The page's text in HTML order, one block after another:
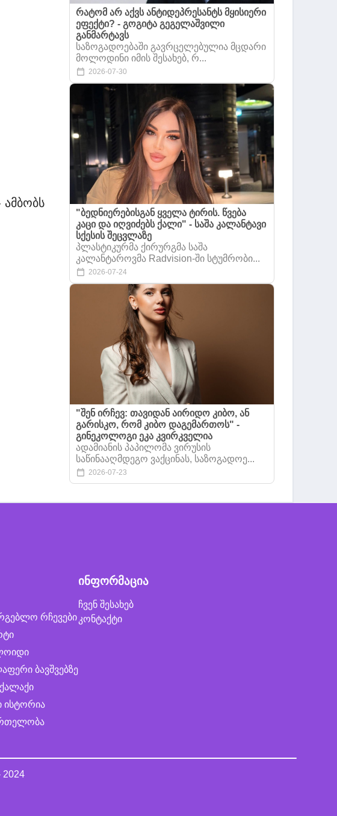
რატომ არ აქვს ანტიდეპრესანტს მყისიერი
ეფექტი? - გოგიტა გეგელაშვილი
განმარტავს
საზოგადოებაში გავრცელებულია მცდარი
მოლოდინი იმის შესახებ, რ...
2026-07-30
"ბედნიერებისგან ყველა ტირის. წვება
კაცი და იღვიძებს ქალი" - საშა კალანტავი
სქესის შეცვლაზე
პლასტიკურმა ქირურგმა საშა
კალანტაროვმა Radvision-ში სტუმრობი...
2026-07-24
"შენ ირჩევ: თავიდან აირიდო კიბო, ან
გარისკო, რომ კიბო დაგემართოს" -
გინეკოლოგი ეკა კვირკველია
ადამიანის პაპილომა ვირუსის
საწინააღმდეგო ვაქცინას, საზოგადოე...
2026-07-23
რჩევები
ბავშვებზე
ქალაქი
ისტორია
ინფორმაცია
ჩვენ შესახებ
კონტაქტი
2024